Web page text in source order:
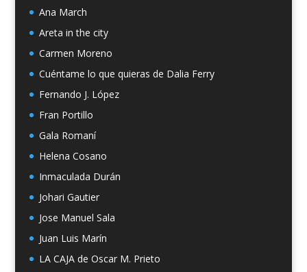
Ana March
Areta in the city
Carmen Moreno
Cuéntame lo que quieras de Dalia Ferry
Fernando J. López
Fran Portillo
Gala Romaní
Helena Cosano
Inmaculada Durán
Johari Gautier
Jose Manuel Sala
Juan Luis Marín
LA CAJA de Oscar M. Prieto